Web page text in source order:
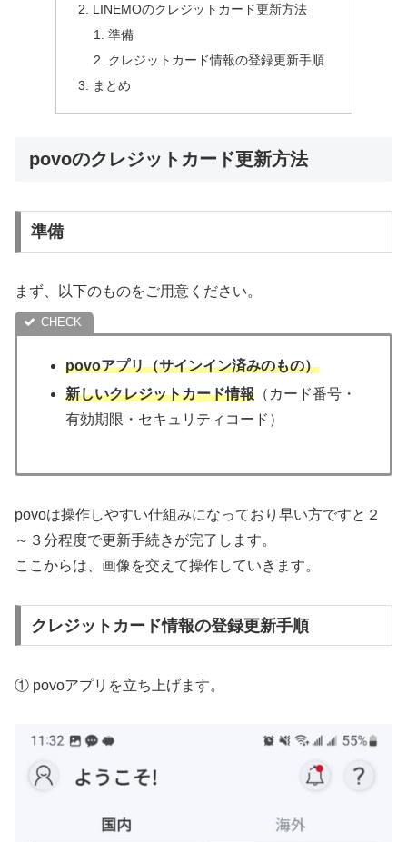
LINEMOのクレジットカード更新方法
準備
クレジットカード情報の登録更新手順
まとめ
povoのクレジットカード更新方法
準備
まず、以下のものをご用意ください。
povoアプリ（サインイン済みのもの）
新しいクレジットカード情報 （カード番号・
有効期限・セキュリティコード）
povoは操作しやすい仕組みになっており早い方ですと２
～３分程度で更新手続きが完了します。
ここからは、画像を交えて操作していきます。
クレジットカード情報の登録更新手順
① povoアプリを立ち上げます。